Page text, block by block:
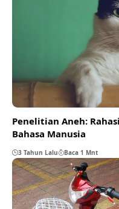
Penelitian Aneh:
Bahasa Manusia
3 Tahun Lalu Baca 1 Mnt